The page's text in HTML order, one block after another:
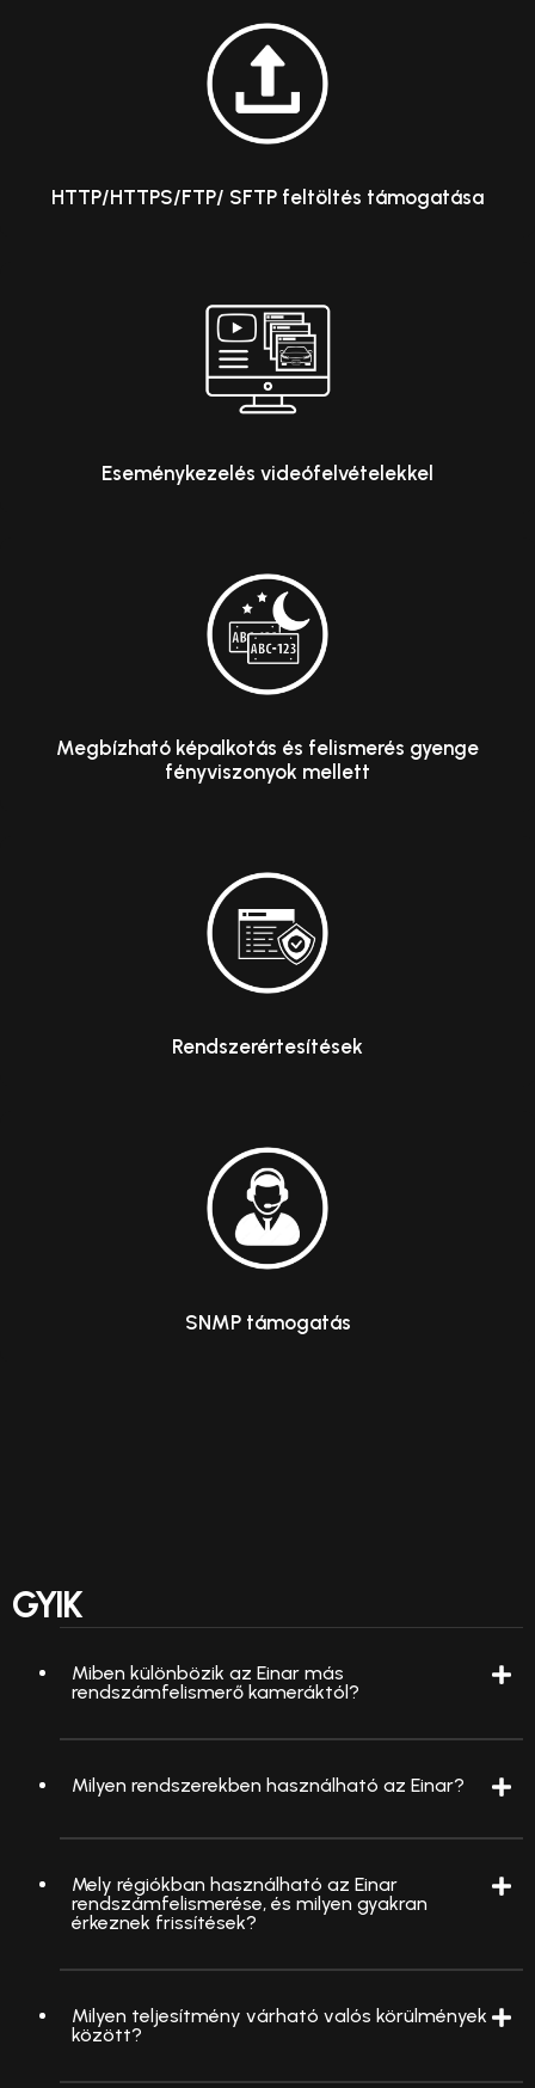
HTTP/HTTPS/FTP/ SFTP feltöltés támogatása
Eseménykezelés videófelvételekkel
Megbízható képalkotás és felismerés gyenge
fényviszonyok mellett
Rendszerértesítések
SNMP támogatás
GYIK
Miben különbözik az Einar más
rendszámfelismerő kameráktól?
Milyen rendszerekben használható az Einar?
Mely régiókban használható az Einar
rendszámfelismerése, és milyen gyakran
érkeznek frissítések?
Milyen teljesítmény várható valós körülmények
között?